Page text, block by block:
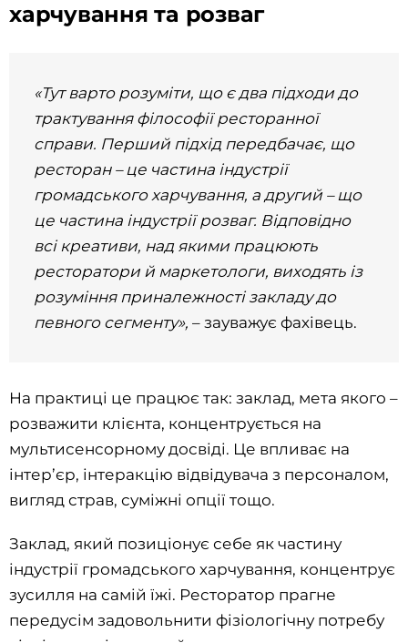
харчування та розваг
«Тут варто розуміти, що є два підходи до
трактування філософії ресторанної
справи. Перший підхід передбачає, що
ресторан – це частина індустрії
громадського харчування, а другий – що
це частина індустрії розваг. Відповідно
всі креативи, над якими працюють
ресторатори й маркетологи, виходять із
розуміння приналежності закладу до
певного сегменту»,– зауважує фахівець.
На практиці це працює так: заклад, мета якого –
розважити клієнта, концентрується на
мультисенсорному досвіді. Це впливає на
інтер’єр, інтеракцію відвідувача з персоналом,
вигляд страв, суміжні опції тощо.
Заклад, який позиціонує себе як частину
індустрії громадського харчування, концентрує
зусилля на самій їжі. Ресторатор прагне
передусім задовольнити фізіологічну потребу